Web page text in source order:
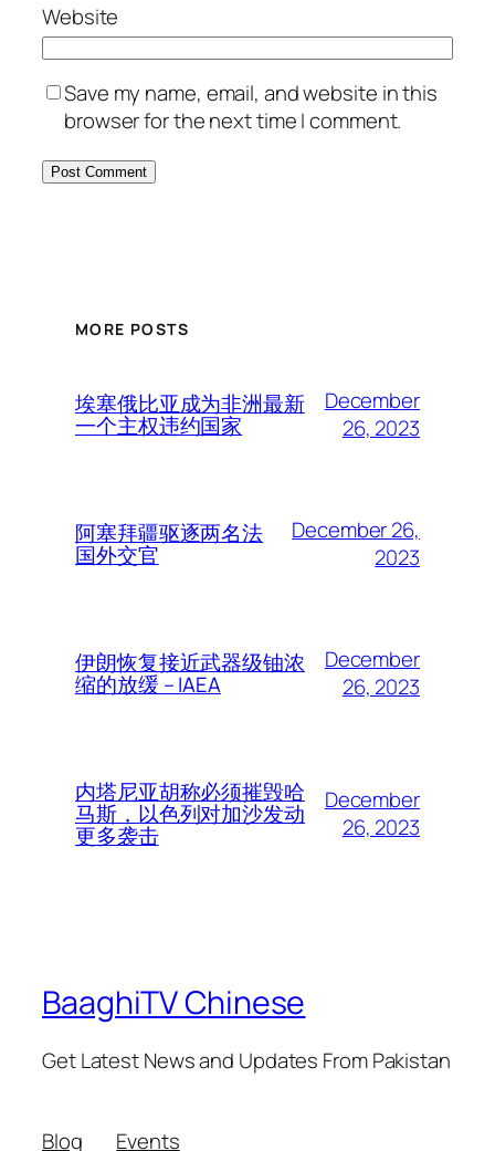
Website
Save my name, email, and website in this
browser for the next time I comment.
MORE POSTS
埃塞俄比亚成为非洲最新
一个主权违约国家
December
26, 2023
阿塞拜疆驱逐两名法
国外交官
December 26,
2023
伊朗恢复接近武器级铀浓
缩的放缓 – IAEA
December
26, 2023
内塔尼亚胡称必须摧毁哈
马斯，以色列对加沙发动
更多袭击
December
26, 2023
BaaghiTV Chinese
Get Latest News and Updates From Pakistan
Blog Events